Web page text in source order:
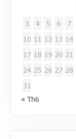
3
4 5 6 7
10 11 12 13 14
17 18 19 20 21
24 25 26 27 28
31
« Th6